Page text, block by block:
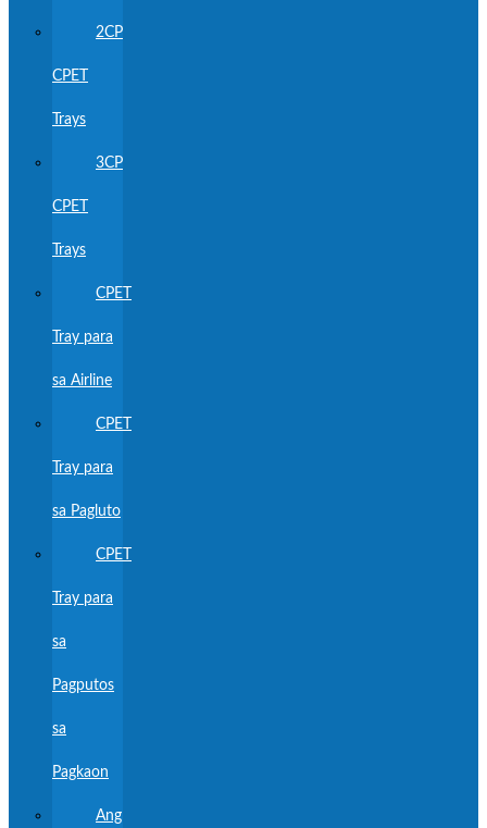
2CP
CPET
Trays
3CP
CPET
Trays
CPET
Tray para
sa Airline
CPET
Tray para
sa Pagluto
CPET
Tray para
sa
Pagputos
sa
Pagkaon
Ang